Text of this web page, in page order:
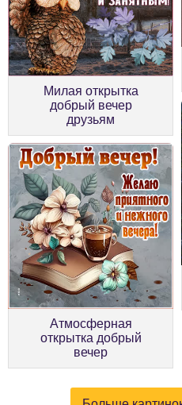
Милая открытка
добрый вечер
друзьям
Атмосферная
открытка добрый
вечер